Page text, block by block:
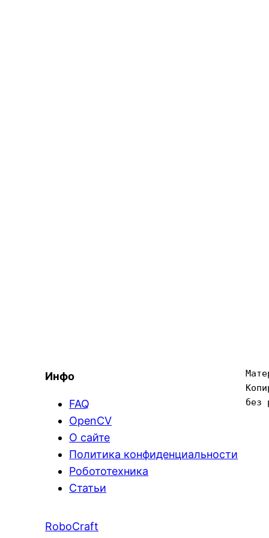
Инфо
FAQ
OpenCV
О сайте
Политика конфиденциальности
Робототехника
Статьи
без
RoboCraft